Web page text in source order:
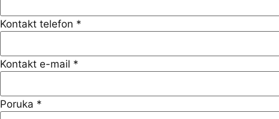
Kontakt telefon *
Kontakt e-mail *
Poruka *